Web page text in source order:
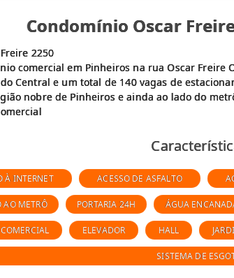
Condomínio Oscar
2250
comercial em Pinheiros na rua Oscar Freire
Central e um total de 140 vagas de
nobre de Pinheiros e ainda ao lado do
À INTERNET ACESSO DE ASFALTO
AO METRÔ PORTARIA 24H ÁGUA
ELEVADOR HALL
SISTEMA DE